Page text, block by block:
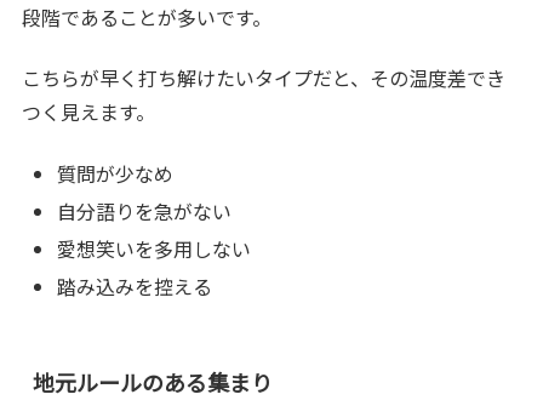
段階であることが多いです。
こちらが早く打ち解けたいタイプだと、その温度差でき
つく見えます。
質問が少なめ
自分語りを急がない
愛想笑いを多用しない
踏み込みを控える
地元ルールのある集まり